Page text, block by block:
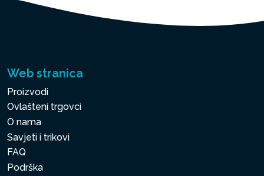
Web stranica
Proizvodi
Ovlašteni trgovci
O nama
Savjeti i trikovi
FAQ
Podrška